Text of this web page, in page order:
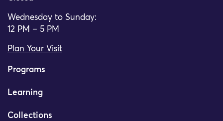
Wednesday to Sunday:
12 PM – 5 PM
Plan Your Visit
Programs
Learning
Collections